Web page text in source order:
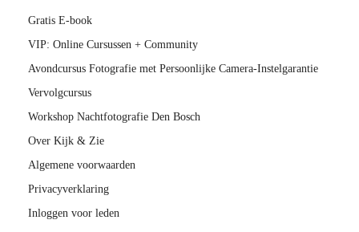
Gratis E-book
VIP: Online Cursussen + Community
Avondcursus Fotografie met Persoonlijke Camera-Instelgarantie
Vervolgcursus
Workshop Nachtfotografie Den Bosch
Over Kijk & Zie
Algemene voorwaarden
Privacyverklaring
Inloggen voor leden